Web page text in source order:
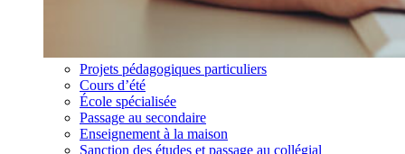
Projets pédagogiques particuliers
Cours d’été
École spécialisée
Passage au secondaire
Enseignement à la maison
Sanction des études et passage au collégial